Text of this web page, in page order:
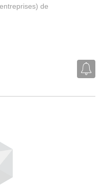
de